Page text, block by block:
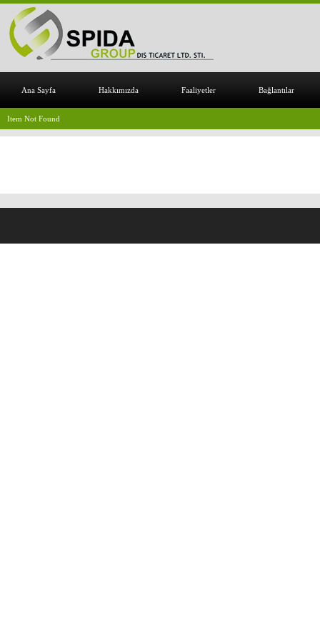
Ana Sayfa Hakkımızda Faaliyetler Bağlantılar
Item Not Found